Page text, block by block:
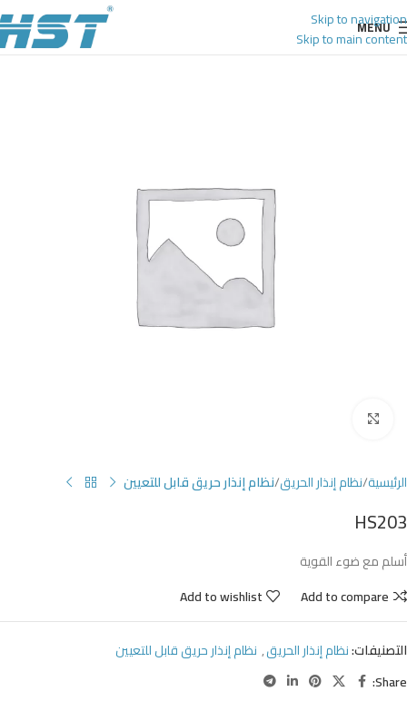
Skip to navigation
Skip to main content
MENU
الرئيسية نظام إنذار الحريق نظام إنذار حريق قابل للتعيين
HS203
أسلم مع ضوء القوية
Add to compare
Add to wishlist
التصنيفات:نظام إنذار الحريق, نظام إنذار حريق قابل للتعيين
Share: